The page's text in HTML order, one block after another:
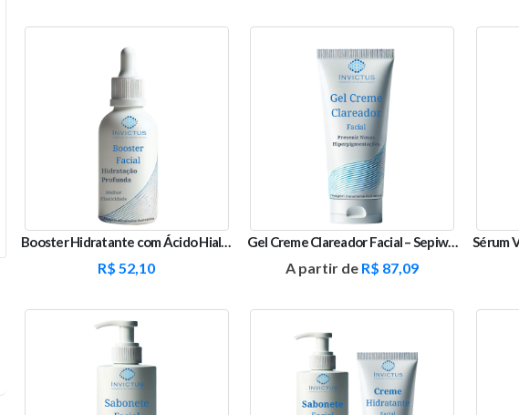
Booster Hidratante com Ácido Hialurônico e D Pantenol
R$ 52,10
Gel Creme Clareador Facial – Sepiwhite, Kójico e Alfa Arbutin
A partir de R$ 87,09